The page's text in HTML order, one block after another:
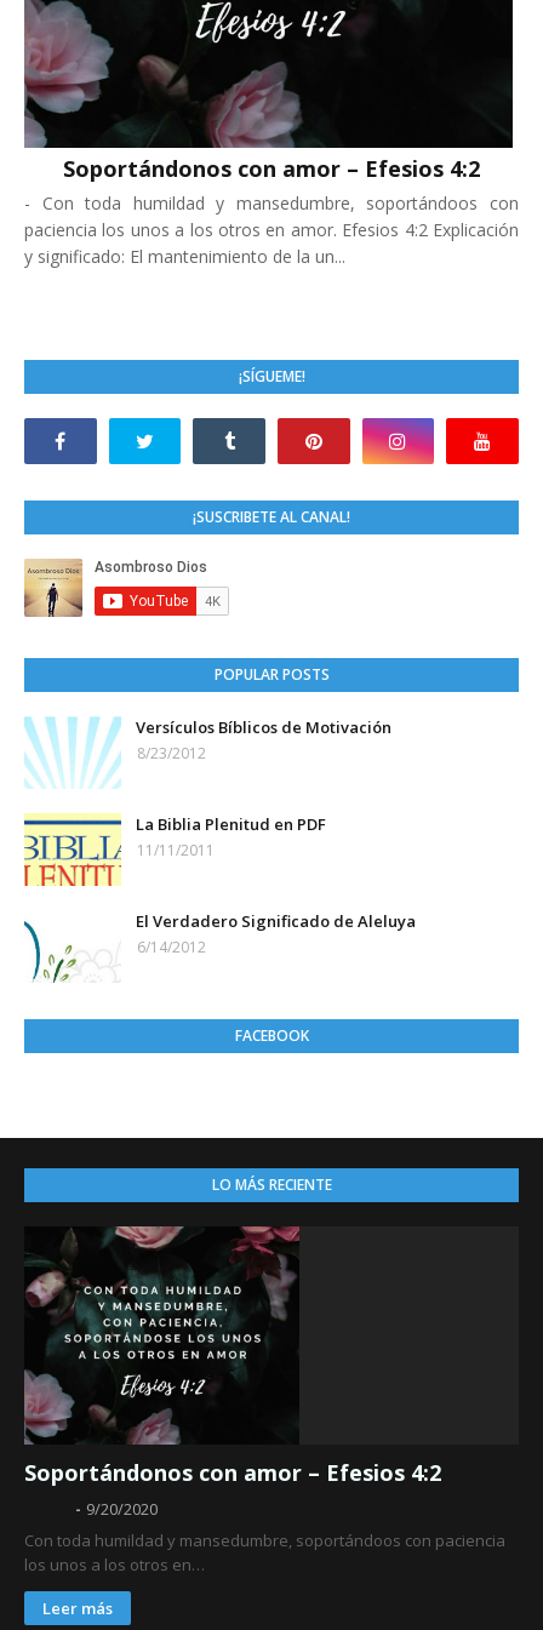
Soportándonos con amor – Efesios 4:2
- Con toda humildad y mansedumbre, soportándoos con
paciencia los unos a los otros en amor. Efesios 4:2 Explicación
y significado: El mantenimiento de la un...
¡SÍGUEME!
¡SUSCRIBETE AL CANAL!
POPULAR POSTS
Versículos Bíblicos de Motivación
8/23/2012
La Biblia Plenitud en PDF
11/11/2011
El Verdadero Significado de Aleluya
6/14/2012
FACEBOOK
LO MÁS RECIENTE
Soportándonos con amor – Efesios 4:2
9/20/2020
Con toda humildad y mansedumbre, soportándoos con paciencia
los unos a los otros en…
Leer más